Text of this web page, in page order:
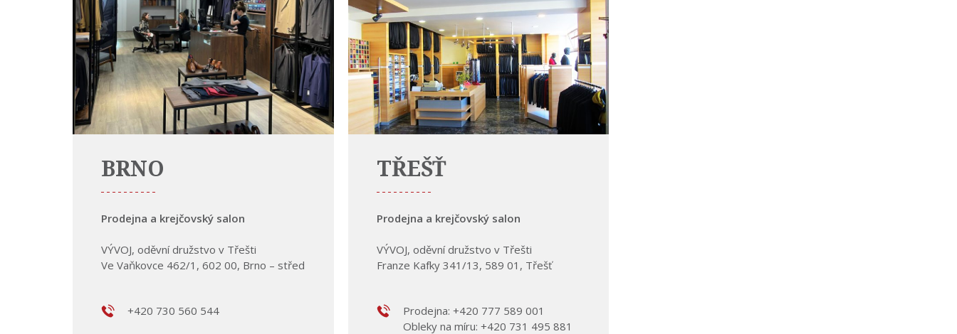
BRNO
Prodejna a krejčovský salon
VÝVOJ, oděvní družstvo v Třešti
Ve Vaňkovce 462/1, 602 00, Brno – střed
+420 730 560 544
TŘEŠŤ
Prodejna a krejčovský salon
VÝVOJ, oděvní družstvo v Třešti
Franze Kafky 341/13, 589 01, Třešť
Prodejna: +420 777 589 001
Obleky na míru: +420 731 495 881